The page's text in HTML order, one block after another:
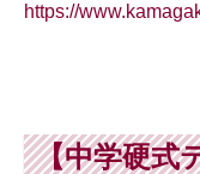
https://
【中学硬式